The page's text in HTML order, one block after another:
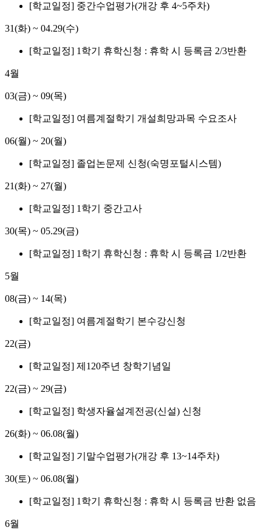
[학교일정] 중간수업평가(개강 후 4~5주차)
31(화) ~ 04.29(수)
[학교일정] 1학기 휴학신청 : 휴학 시 등록금 2/3반환
4월
03(금) ~ 09(목)
[학교일정] 여름계절학기 개설희망과목 수요조사
06(월) ~ 20(월)
[학교일정] 졸업논문제 신청(숙명포털시스템)
21(화) ~ 27(월)
[학교일정] 1학기 중간고사
30(목) ~ 05.29(금)
[학교일정] 1학기 휴학신청 : 휴학 시 등록금 1/2반환
5월
08(금) ~ 14(목)
[학교일정] 여름계절학기 본수강신청
22(금)
[학교일정] 제120주년 창학기념일
22(금) ~ 29(금)
[학교일정] 학생자율설계전공(신설) 신청
26(화) ~ 06.08(월)
[학교일정] 기말수업평가(개강 후 13~14주차)
30(토) ~ 06.08(월)
[학교일정] 1학기 휴학신청 : 휴학 시 등록금 반환 없음
6월